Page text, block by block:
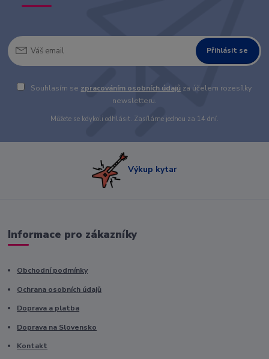
Přihlásit se
Souhlasím se zpracováním osobních údajů za účelem rozesílky
newsletteru.
Můžete se kdykoli odhlásit. Zasíláme jednou za 14 dní.
Výkup kytar
Informace pro zákazníky
Obchodní podmínky
Ochrana osobních údajů
Doprava a platba
Doprava na Slovensko
Kontakt